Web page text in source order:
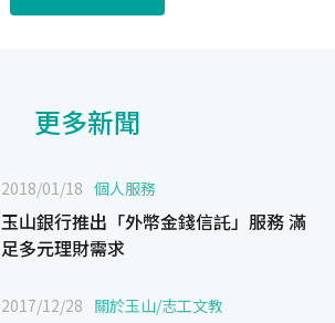
更多新聞
2018/01/18 個人服務
玉山銀行推出「外幣金錢信託」服務 滿
足多元理財需求
2017/12/28 關於玉山/志工文教